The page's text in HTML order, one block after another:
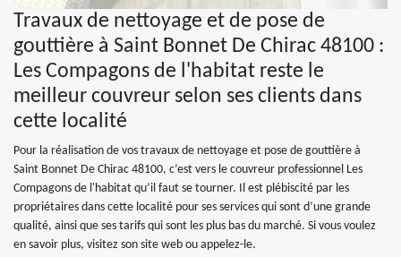
Travaux de nettoyage et de pose de
gouttière à Saint Bonnet De Chirac 48100 :
Les Compagons de l'habitat reste le
meilleur couvreur selon ses clients dans
cette localité
Pour la réalisation de vos travaux de nettoyage et pose de gouttière à
Saint Bonnet De Chirac 48100, c’est vers le couvreur professionnel Les
Compagons de l'habitat qu’il faut se tourner. Il est plébiscité par les
propriétaires dans cette localité pour ses services qui sont d’une grande
qualité, ainsi que ses tarifs qui sont les plus bas du marché. Si vous voulez
en savoir plus, visitez son site web ou appelez-le.